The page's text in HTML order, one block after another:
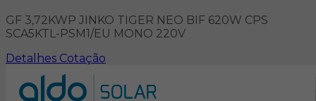
GF 3,72KWP JINKO TIGER NEO BIF 620W CPS
SCA5KTL-PSM1/EU MONO 220V
Detalhes Cotação